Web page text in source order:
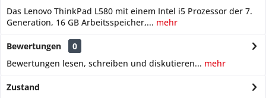
Das Lenovo ThinkPad L580 mit einem Intel i5 Prozessor der 7.
Generation, 16 GB Arbeitsspeicher,... mehr
Bewertungen
0
Bewertungen lesen, schreiben und diskutieren... mehr
Zustand